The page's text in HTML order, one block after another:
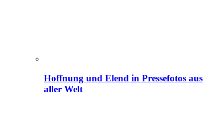
Hoffnung und Elend in Pressefotos aus
aller Welt